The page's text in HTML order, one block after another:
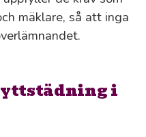
mäklare, så att inga
i